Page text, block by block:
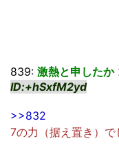
839: 激熱と申したか
ID:+hSxfM2yd
>>832
7の力（据え置き）で